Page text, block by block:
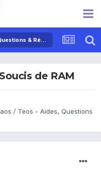
Samsung Galaxy Naos / Teos - Aides, Questions & Réponses
de RAM
/ Teos - Aides, Questions